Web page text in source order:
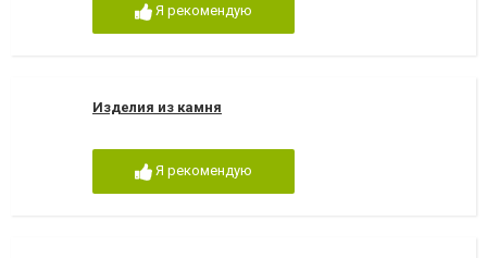
Я рекомендую
Изделия из камня
Я рекомендую